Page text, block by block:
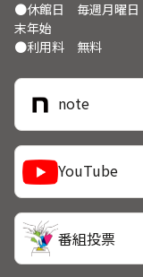
●休館日 毎週月曜日
末年始
●利用料 無料
note
YouTube
番組投票